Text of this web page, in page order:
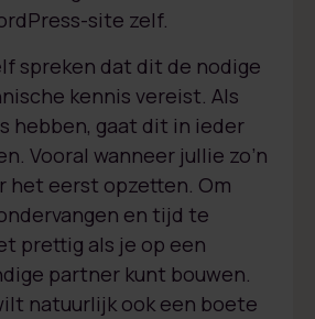
site zelf.
spreken dat dit de nodige
kennis vereist. Als
hebben, gaat dit in ieder
Vooral wanneer jullie zo’n
het eerst opzetten. Om
en tijd te
prettig als je op een
partner kunt bouwen.
natuurlijk ook een boete